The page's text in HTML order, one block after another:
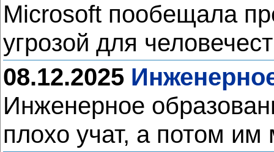
Microsoft пообещала
угрозой для
08.12.2025
Инженерное
плохо учат, а потом